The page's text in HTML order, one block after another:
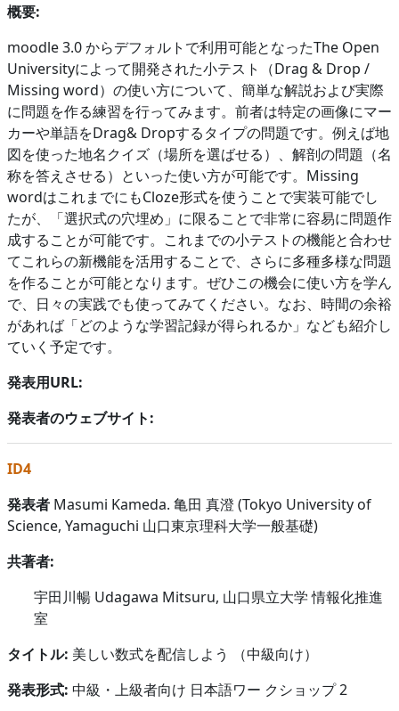
概要:
moodle 3.0 からデフォルトで利用可能となったThe Open
Universityによって開発された小テスト（Drag & Drop /
Missing word）の使い方について、簡単な解説および実際
に問題を作る練習を行ってみます。前者は特定の画像にマー
カーや単語をDrag& Dropするタイプの問題です。例えば地
図を使った地名クイズ（場所を選ばせる）、解剖の問題（名
称を答えさせる）といった使い方が可能です。Missing
wordはこれまでにもCloze形式を使うことで実装可能でし
たが、「選択式の穴埋め」に限ることで非常に容易に問題作
成することが可能です。これまでの小テストの機能と合わせ
てこれらの新機能を活用することで、さらに多種多様な問題
を作ることが可能となります。ぜひこの機会に使い方を学ん
で、日々の実践でも使ってみてください。なお、時間の余裕
があれば「どのような学習記録が得られるか」なども紹介し
ていく予定です。
発表用URL:
発表者のウェブサイト:
ID4
発表者 Masumi Kameda. 亀田 真澄 (Tokyo University of
Science, Yamaguchi 山口東京理科大学一般基礎)
共著者:
宇田川暢 Udagawa Mitsuru, 山口県立大学 情報化推進
室
タイトル: 美しい数式を配信しよう （中級向け）
発表形式: 中級・上級者向け 日本語ワー クショップ 2